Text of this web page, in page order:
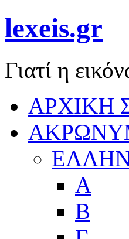
lexeis.gr
Γιατί η
ΑΡΧΙΚΗ
Α
Β